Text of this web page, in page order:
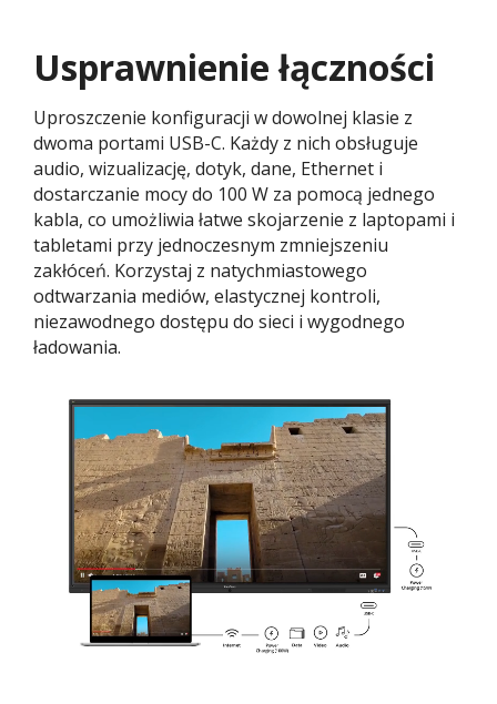
Usprawnienie łączności
Uproszczenie konfiguracji w dowolnej klasie z
dwoma portami USB-C. Każdy z nich obsługuje
audio, wizualizację, dotyk, dane, Ethernet i
dostarczanie mocy do 100 W za pomocą jednego
kabla, co umożliwia łatwe skojarzenie z laptopami i
tabletami przy jednoczesnym zmniejszeniu
zakłóceń. Korzystaj z natychmiastowego
odtwarzania mediów, elastycznej kontroli,
niezawodnego dostępu do sieci i wygodnego
ładowania.